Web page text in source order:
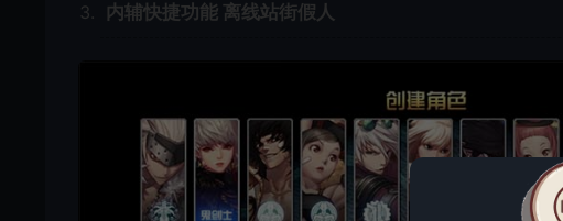
内辅快捷功能 离线站街假人